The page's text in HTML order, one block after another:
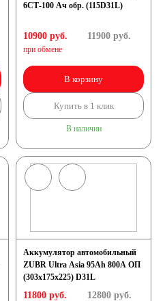
6СТ-100 Ач обр. (115D31L)
10900 руб.
при обмене
11900руб.
В корзину
Купить в 1 клик
В наличии
Аккумулятор автомобильный
ZUBR Ultra Asia 95Ah 800A ОП
(303x175x225) D31L
11800 руб. 12800руб.